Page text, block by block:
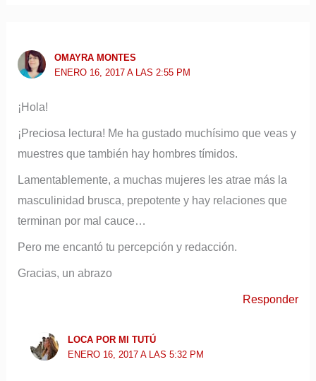
OMAYRA MONTES
ENERO 16, 2017 A LAS 2:55 PM
¡Hola!
¡Preciosa lectura! Me ha gustado muchísimo que veas y
muestres que también hay hombres tímidos.
Lamentablemente, a muchas mujeres les atrae más la
masculinidad brusca, prepotente y hay relaciones que
terminan por mal cauce…
Pero me encantó tu percepción y redacción.
Gracias, un abrazo
Responder
LOCA POR MI TUTÚ
ENERO 16, 2017 A LAS 5:32 PM